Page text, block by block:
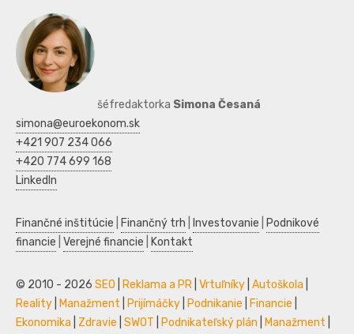
šéfredaktorka Simona Česaná
simona@euroekonom.sk
+421 907 234 066
+420 774 699 168
LinkedIn
Finančné inštitúcie Finančný trh Investovanie
Podnikové
financie Verejné financie Kontakt
© 2010 - 2026 SEO Reklama a PR Vrtuľníky Autoškola
Reality
Manažment Prijímáčky Podnikanie Financie
Ekonomika
Zdravie SWOT Podnikateľský plán Manažment